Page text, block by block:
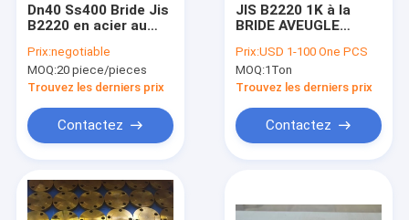
Dn40 Ss400 Bride Jis
B2220 en acier au
Prix:negotiable
MOQ:20 piece/pieces
Trouvez les derniers prix
Contactez
JIS B2220 1K à la
BRIDE AVEUGLE
rouille du PED
AD2000 de BRIDE de
PLAT de 40K SS400
Prix:USD 1-100 One PCS
MOQ:1Ton
Trouvez les derniers prix
Contactez